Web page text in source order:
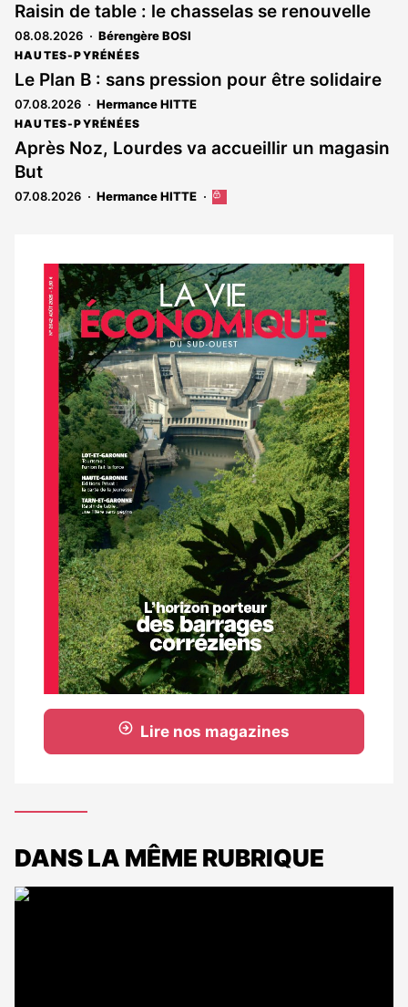
Raisin de table : le chasselas se renouvelle
08.08.2026 Bérengère BOSI
HAUTES-PYRÉNÉES
Le Plan B : sans pression pour être solidaire
07.08.2026 Hermance HITTE
HAUTES-PYRÉNÉES
Après Noz, Lourdes va accueillir un magasin
But
07.08.2026 Hermance HITTE
Cet
aux
abonnés
Notre
dernier
magazine
Lire nos magazines
DANS LA MÊME RUBRIQUE